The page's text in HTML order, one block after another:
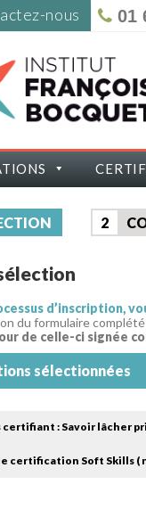
nous 01
2
d’inscription,
du formulaire
de celle-ci signée
sélectionnées
certification Soft Skills (